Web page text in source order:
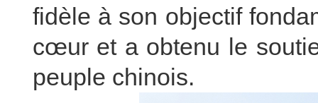
fidèle à son objectif
cœur et a obtenu le
peuple chinois.